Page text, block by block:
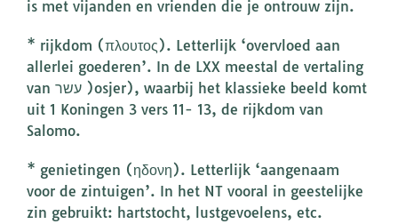
is met vijanden en vrienden die je ontrouw zijn.
* rijkdom (πλουτος). Letterlijk ‘overvloed aan
allerlei goederen’. In de LXX meestal de vertaling
van עשר )osjer), waarbij het klassieke beeld komt
uit 1 Koningen 3 vers 11- 13, de rijkdom van
Salomo.
* genietingen (ηδονη). Letterlijk ‘aangenaam
voor de zintuigen’. In het NT vooral in geestelijke
zin gebruikt: hartstocht, lustgevoelens, etc.